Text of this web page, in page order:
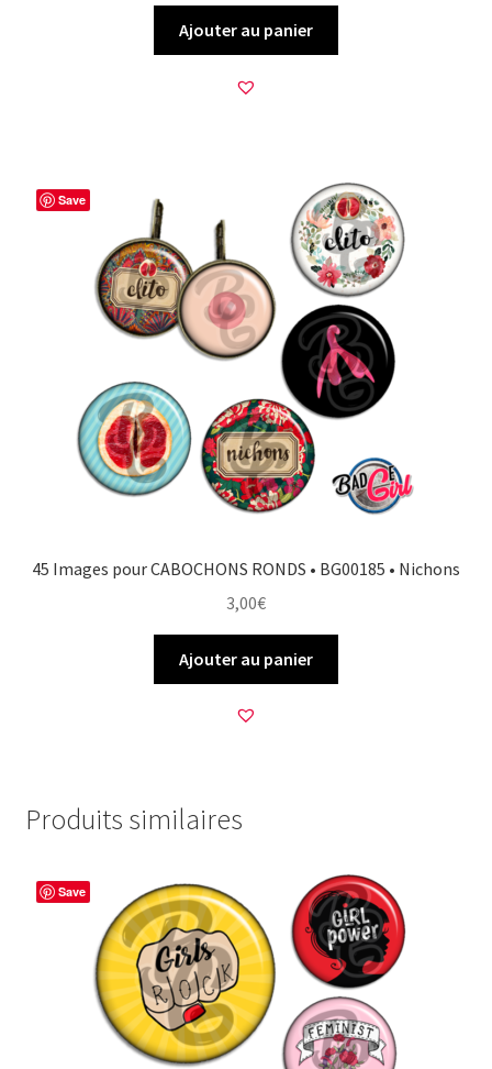
Ajouter au panier
Save
45 Images pour CABOCHONS RONDS • BG00185 • Nichons
3,00€
Ajouter au panier
Produits similaires
Save